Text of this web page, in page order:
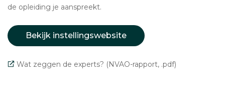
de opleiding je aanspreekt.
Bekijk instellingswebsite
Wat zeggen de experts? (NVAO-rapport, .pdf)